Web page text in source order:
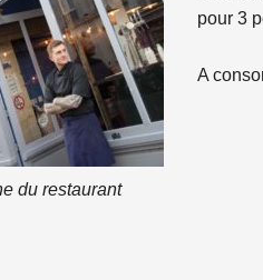
du restaurant
pour 3
A